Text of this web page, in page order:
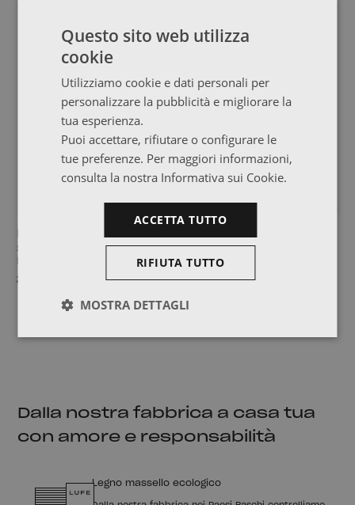
Sponda di protezione per letti e
26,99 €
Mensola da parete 44x21
26,99 €
Dalla nostra fabbrica a casa tua
con amore e responsabilità
Legno massello ecologico
Questo sito web utilizza
cookie
Utilizziamo cookie e dati personali per
personalizzare la pubblicità e migliorare la
tua esperienza.
Puoi accettare, rifiutare o configurare le
tue preferenze. Per maggiori informazioni,
consulta la nostra Informativa sui Cookie.
ACCETTA TUTTO
RIFIUTA TUTTO
MOSTRA DETTAGLI